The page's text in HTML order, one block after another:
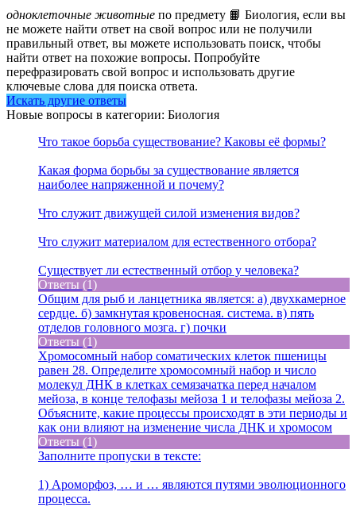
одноклеточные животные по предмету 📙 Биология, если вы
не можете найти ответ на свой вопрос или не получили
правильный ответ, вы можете использовать поиск, чтобы
найти ответ на похожие вопросы. Попробуйте
перефразировать свой вопрос и использовать другие
ключевые слова для поиска ответа.
Искать другие ответы
Новые вопросы в категории: Биология
Что такое борьба существование? Каковы её формы?
Какая форма борьбы за существование является
наиболее напряженной и почему?
Что служит движущей силой изменения видов?
Что служит материалом для естественного отбора?
Существует ли естественный отбор у человека?
Ответы (1)
Общим для рыб и ланцетника является: а) двухкамерное
сердце. б) замкнутая кровеносная. система. в) пять
отделов головного мозга. г) почки
Ответы (1)
Хромосомный набор соматических клеток пшеницы
равен 28. Определите хромосомный набор и число
молекул ДНК в клетках семязачатка перед началом
мейоза, в конце телофазы мейоза 1 и телофазы мейоза 2.
Объясните, какие процессы происходят в эти периоды и
как они влияют на изменение числа ДНК и хромосом
Ответы (1)
Заполните пропуски в тексте:
1) Ароморфоз, … и … являются путями эволюционного
процесса.